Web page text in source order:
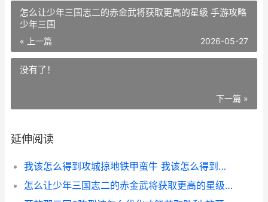
怎么让少年三国志二的赤金武将获取更高的星级 手游攻略
少年三国
« 上一篇 2026-05-27
没有了！
下一篇 »
延伸阅读
我该怎么得到攻城掠地铁甲蛮牛 我该怎么得到攻击的人
怎么让少年三国志二的赤金武将获取更高的星级 手游攻略少年三国